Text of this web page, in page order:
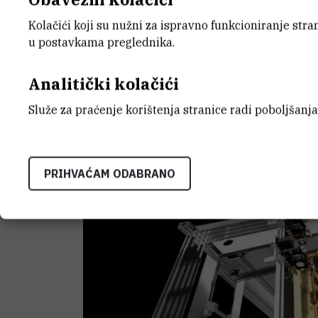
Kao rezultat deset mjeseci rada,
je razvioMikrotvornica
, a u suradnji s
je drugom ispisnom glavom.
fleksibilnih, točnih i složenih
ispisa FDM / FFF (modeliranje
Ova nadogradnja ubrzala je postupak
modela istovremeno.
Kolačići koji su nužni za ispravno funkcioniranje
u postavkama preglednika.
Analitički kolačići
Služe za praćenje korištenja stranice radi
PRIHVAĆAM ODABRANO